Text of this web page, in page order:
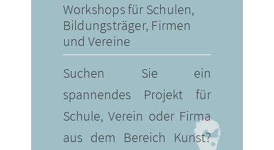
Workshops für Schulen,
Bildungsträger, Firmen
und Vereine
Suchen Sie ein
spannendes Projekt für
Schule, Verein oder Firma
aus dem Bereich Kunst?